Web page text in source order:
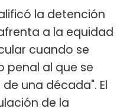
la detención
a la equidad
cuando se
penal al que se
una década". El
de la